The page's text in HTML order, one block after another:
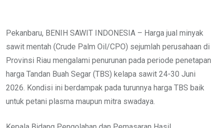
Pekanbaru, BENIH SAWIT INDONESIA – Harga jual minyak
sawit mentah (Crude Palm Oil/CPO) sejumlah perusahaan di
Provinsi Riau mengalami penurunan pada periode penetapan
harga Tandan Buah Segar (TBS) kelapa sawit 24-30 Juni
2026. Kondisi ini berdampak pada turunnya harga TBS baik
untuk petani plasma maupun mitra swadaya.